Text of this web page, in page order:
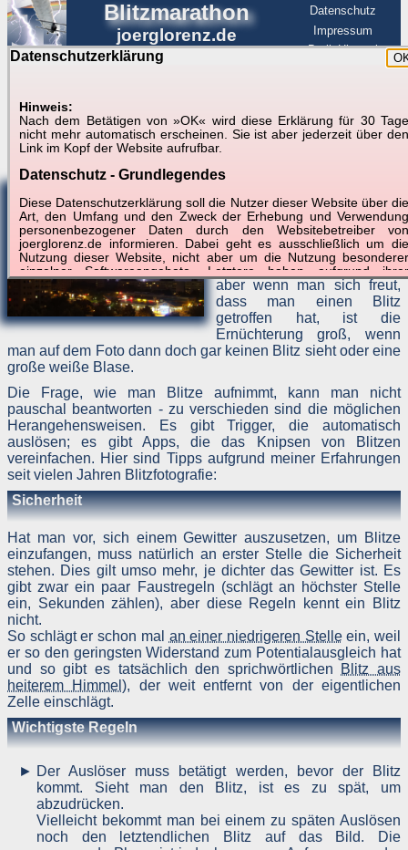
Datenschutzerklärung
Hinweis:
Nach dem Betätigen von »OK« wird diese Erklärung für 30 Tage
nicht mehr automatisch erscheinen. Sie ist aber jederzeit über den
Link im Kopf der Website aufrufbar.
Datenschutz - Grundlegendes
Diese Datenschutzerklärung soll die Nutzer dieser Website über die
Art, den Umfang und den Zweck der Erhebung und Verwendung
personenbezogener Daten durch den Websitebetreiber von
joerglorenz.de informieren. Dabei geht es ausschließlich um die
Nutzung dieser Website, nicht aber um die Nutzung besonderer
einzelner Softwareangebote. Letztere haben aufgrund ihrer
Funktionen Besonderheiten, so dass verschiedene Daten
gespeichert werden müssen, die für das Funktionieren erforderlich
sind. Hier ist es wichtig, dass Sie selbst zum Testen dieser
Funktionen möglichst erfundene Daten verwenden. Ansonsten wird
auf die spezifischen Besonderheiten beim jeweiligen Angebot
gesondert hingewiesen.
dem Daten übertragen werden, werden diese Daten auf dem
Server joerglorenz.de gespeichert. Dies erfolgt in MySQL-Tabellen,
Tabellen einer MySQL-Datenbank also. Diese Daten bleiben nur
zum Zweck der jeweiligen Funktion dort gespeichert, so dass Sie
oder von Ihnen angegebene Empfänger, Partner, Mitarbeiter usw.
diese Daten verwenden können. Eine weitere Nutzung dieser
Daten durch den Websitebetreiber oder andere Personen erfolgt
nicht.
Der Websitebetreiber nimmt Ihren Datenschutz sehr ernst und
entsprechend der gesetzlichen Vorschriften. Da durch neue
Technologien und die ständige Weiterentwicklung dieser Webseite
Änderungen an dieser Datenschutzerklärung vorgenommen
werden können, empfehlen wir Ihnen, sich die
Datenschutzerklärung in regelmäßigen Abständen wieder
durchzulesen.
Definitionen der verwendeten Begriffe (z.B. “personenbezogene
Daten” oder “Verarbeitung”) finden Sie in Art. 4 DSGVO.
Zugriffsdaten
Wir, der Websitebetreiber bzw. Seitenprovider, erheben aufgrund
unseres berechtigten Interesses (s. Art. 6 Abs. 1 lit. f. DSGVO)
Daten über Zugriffe auf die Website und speichern diese als
werden so protokolliert:
Besuchte Website und besuchte Webseite
Uhrzeit zum Zeitpunkt des Zugriffes
Menge der gesendeten Daten in Byte
Quelle/Verweis, von welchem Sie auf die Seite gelangten
Blitzmarathon
joerglorenz.de
Datenschutz
Impressum
BerlinHimmel
Blitzmarathon
Blitzfotografie - Wie nimmt man Blitze
auf?
erfahrungsgemäß gerne
gesehen, aber leider nicht
immer so einfach
aufzunehmen. Es wird zwar
bei Gewitter oft fotografiert,
aber wenn man sich freut,
dass man einen Blitz
getroffen hat, ist die
Ernüchterung groß, wenn
man auf dem Foto dann doch gar keinen Blitz sieht oder eine
große weiße Blase.
Die Frage, wie man Blitze aufnimmt, kann man nicht
pauschal beantworten - zu verschieden sind die möglichen
Herangehensweisen. Es gibt Trigger, die automatisch
auslösen; es gibt Apps, die das Knipsen von Blitzen
vereinfachen. Hier sind Tipps aufgrund meiner Erfahrungen
seit vielen Jahren Blitzfotografie:
Sicherheit
Hat man vor, sich einem Gewitter auszusetzen, um Blitze
einzufangen, muss natürlich an erster Stelle die Sicherheit
stehen. Dies gilt umso mehr, je dichter das Gewitter ist. Es
gibt zwar ein paar Faustregeln (schlägt an höchster Stelle
ein, Sekunden zählen), aber diese Regeln kennt ein Blitz
nicht.
So schlägt er schon mal an einer niedrigeren Stelleein, weil
er so den geringsten Widerstand zum Potentialausgleich hat
und so gibt es tatsächlich den sprichwörtlichen Blitz aus
heiterem Himmel), der weit entfernt von der eigentlichen
Zelle einschlägt.
Wichtigste Regeln
Der Auslöser muss betätigt werden, bevor der Blitz
kommt. Sieht man den Blitz, ist es zu spät, um
abzudrücken.
Vielleicht bekommt man bei einem zu späten Auslösen
noch den letztendlichen Blitz auf das Bild. Die